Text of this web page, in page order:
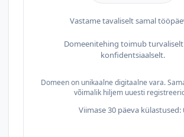
Vastame tavaliselt samal
Domeenitehing toimub
konfidentsiaalselt.
Domeen on unikaalne digitaalne vara.
võimalik hiljem uuesti
Viimase 30 päeva külastused: